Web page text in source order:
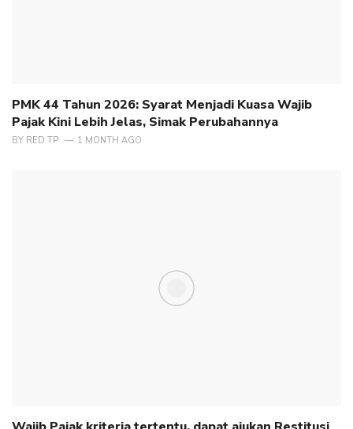
PMK 44 Tahun 2026: Syarat Menjadi Kuasa Wajib
Pajak Kini Lebih Jelas, Simak Perubahannya
BY RED TP 1 MONTH AGO